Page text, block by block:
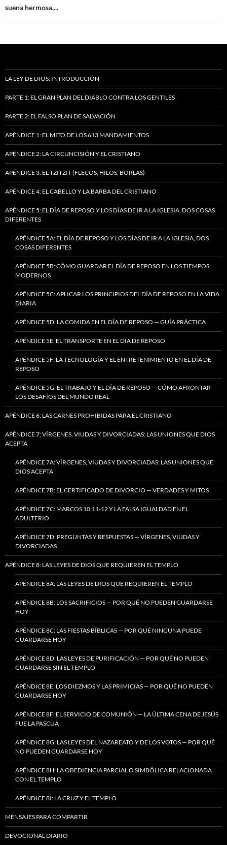
suena hermosa,...
LA LEY DE DIOS: INTRODUCCIÓN
PARTE 1: EL GRAN PLAN DEL DIABLO CONTRA LOS GENTILES
PARTE 2: EL FALSO PLAN DE SALVACIÓN
APÉNDICE 1: EL MITO DE LOS 613 MANDAMIENTOS
APÉNDICE 2: LA CIRCUNCISIÓN Y EL CRISTIANO
APÉNDICE 3: EL TZITZIT (FLECOS, HILOS, BORLAS)
APÉNDICE 4: EL CABELLO Y LA BARBA DEL CRISTIANO
APÉNDICE 5: EL DÍA DE REPOSO Y LOS DÍAS DE IR A LA IGLESIA, DOS COSAS
DIFERENTES
APÉNDICE 5A: EL DÍA DE REPOSO Y LOS DÍAS DE IR A LA IGLESIA, DOS
COSAS DIFERENTES
APÉNDICE 5B: CÓMO GUARDAR EL DÍA DE REPOSO EN LOS TIEMPOS
MODERNOS
APÉNDICE 5C: APLICAR LOS PRINCIPIOS DEL DÍA DE REPOSO EN LA VIDA
DIARIA
APÉNDICE 5D: LA COMIDA EN EL DÍA DE REPOSO — GUÍA PRÁCTICA
APÉNDICE 5E: EL TRANSPORTE EN EL DÍA DE REPOSO
APÉNDICE 5F: LA TECNOLOGÍA Y EL ENTRETENIMIENTO EN EL DÍA DE
REPOSO
APÉNDICE 5G: EL TRABAJO Y EL DÍA DE REPOSO — CÓMO AFRONTAR
LOS DESAFÍOS DEL MUNDO REAL
APÉNDICE 6: LAS CARNES PROHIBIDAS PARA EL CRISTIANO
APÉNDICE 7: VÍRGENES, VIUDAS Y DIVORCIADAS: LAS UNIONES QUE DIOS
ACEPTA
APÉNDICE 7A: VÍRGENES, VIUDAS Y DIVORCIADAS: LAS UNIONES QUE
DIOS ACEPTA
APÉNDICE 7B: EL CERTIFICADO DE DIVORCIO — VERDADES Y MITOS
APÉNDICE 7C: MARCOS 10:11-12 Y LA FALSA IGUALDAD EN EL
ADULTERIO
APÉNDICE 7D: PREGUNTAS Y RESPUESTAS — VÍRGENES, VIUDAS Y
DIVORCIADAS
APÉNDICE 8: LAS LEYES DE DIOS QUE REQUIEREN EL TEMPLO
APÉNDICE 8A: LAS LEYES DE DIOS QUE REQUIEREN EL TEMPLO
APÉNDICE 8B: LOS SACRIFICIOS — POR QUÉ NO PUEDEN GUARDARSE
HOY
APÉNDICE 8C: LAS FIESTAS BÍBLICAS — POR QUÉ NINGUNA PUEDE
GUARDARSE HOY
APÉNDICE 8D: LAS LEYES DE PURIFICACIÓN — POR QUÉ NO PUEDEN
GUARDARSE SIN EL TEMPLO
APÉNDICE 8E: LOS DIEZMOS Y LAS PRIMICIAS — POR QUÉ NO PUEDEN
GUARDARSE HOY
APÉNDICE 8F: EL SERVICIO DE COMUNIÓN — LA ÚLTIMA CENA DE JESÚS
FUE LA PASCUA
APÉNDICE 8G: LAS LEYES DEL NAZAREATO Y DE LOS VOTOS — POR QUÉ
NO PUEDEN GUARDARSE HOY
APÉNDICE 8H: LA OBEDIENCIA PARCIAL O SIMBÓLICA RELACIONADA
CON EL TEMPLO
APÉNDICE 8I: LA CRUZ Y EL TEMPLO
MENSAJES PARA COMPARTIR
DEVOCIONAL DIARIO